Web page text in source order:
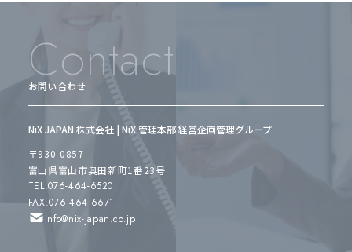
Contact
お問い合わせ
NiX JAPAN 株式会社 | NiX 管理本部 経営企画管理グループ
〒930-0857
富山県富山市奥田新町1番23号
TEL.076-464-6520
FAX.076-464-6671
info@nix-japan.co.jp